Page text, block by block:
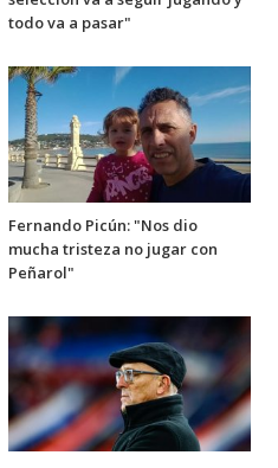
todo va a pasar"
Fernando Picún: "Nos dio
mucha tristeza no jugar con
Peñarol"